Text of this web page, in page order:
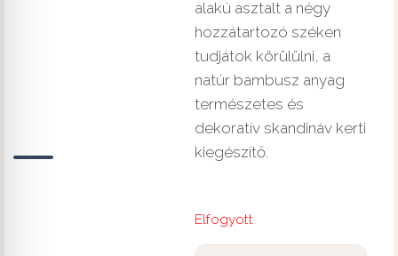
alakú asztalt a négy
hozzátartozó széken
tudjátok körülülni, a
natúr bambusz anyag
természetes és
dekoratív skandináv kerti
kiegészítő.
Elfogyott